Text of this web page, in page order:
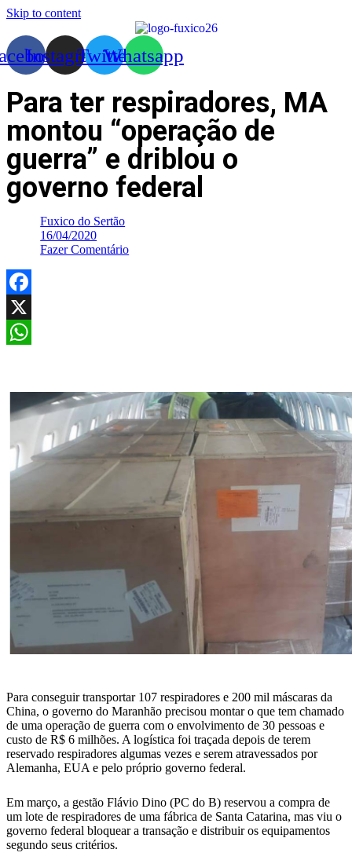
Skip to content
InstagramTwitterWhatsapp
Para ter respiradores, MA
montou “operação de
guerra” e driblou o
governo federal
Fuxico do Sertão
16/04/2020
Fazer Comentário
Facebook
X
Para conseguir transportar 107 respiradores e 200 mil máscaras da
China, o governo do Maranhão precisou montar o que tem chamado
de uma operação de guerra com o envolvimento de 30 pessoas e
custo de R$ 6 milhões. A logística foi traçada depois de terem
reservado respiradores algumas vezes e serem atravessados por
Alemanha, EUA e pelo próprio governo federal.
Em março, a gestão Flávio Dino (PC do B) reservou a compra de
um lote de respiradores de uma fábrica de Santa Catarina, mas viu o
governo federal bloquear a transação e distribuir os equipamentos
segundo seus critérios.